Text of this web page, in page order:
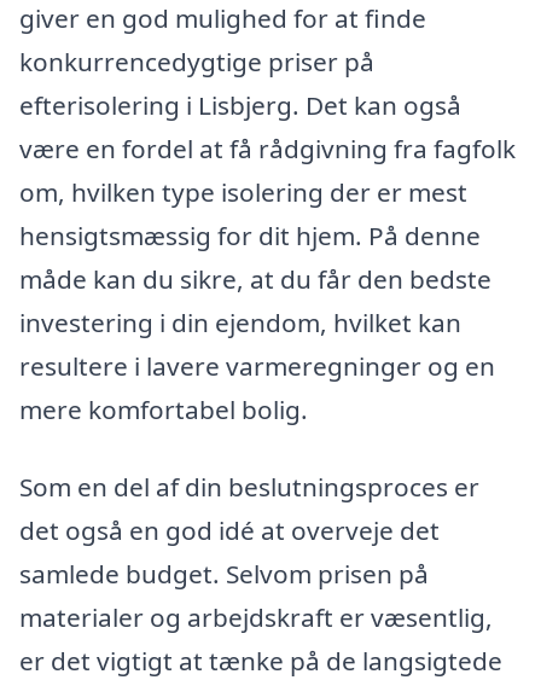
giver en god mulighed for at finde
konkurrencedygtige priser på
efterisolering i Lisbjerg. Det kan også
være en fordel at få rådgivning fra fagfolk
om, hvilken type isolering der er mest
hensigtsmæssig for dit hjem. På denne
måde kan du sikre, at du får den bedste
investering i din ejendom, hvilket kan
resultere i lavere varmeregninger og en
mere komfortabel bolig.
Som en del af din beslutningsproces er
det også en god idé at overveje det
samlede budget. Selvom prisen på
materialer og arbejdskraft er væsentlig,
er det vigtigt at tænke på de langsigtede